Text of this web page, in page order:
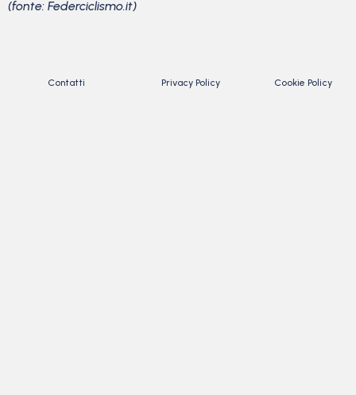
(fonte: Federciclismo.it)
Contatti Privacy Policy Cookie Policy